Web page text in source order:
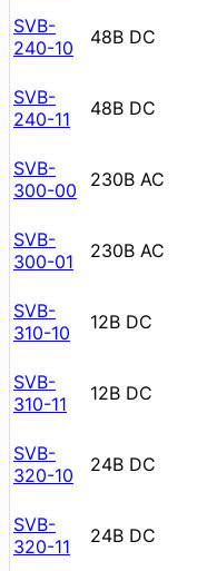
SVB-
240-10
48В DC
SVB-
240-11
48В DC
SVB-
300-00
230В AC
SVB-
300-01
230В AC
SVB-
310-10
12В DC
SVB-
310-11
12В DC
SVB-
320-10
24В DC
SVB-
320-11
24В DC